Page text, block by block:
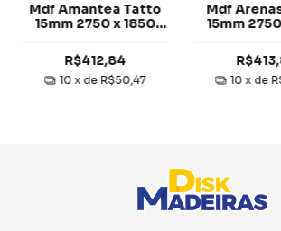
Mdf Amantea Tatto
15mm 2750 x 1850
R$412,84
10 x deR$50,47
Mdf
15mm
10 x de